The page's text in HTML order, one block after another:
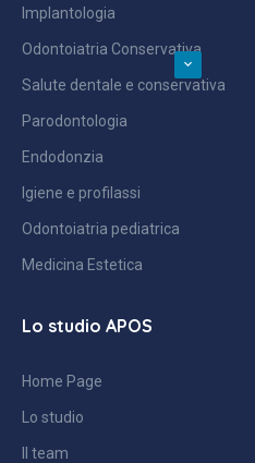
Implantologia
Odontoiatria Conservativa
Salute dentale e conservativa
Parodontologia
Endodonzia
Igiene e profilassi
Odontoiatria pediatrica
Medicina Estetica
Lo studio APOS
Home Page
Lo studio
Il team